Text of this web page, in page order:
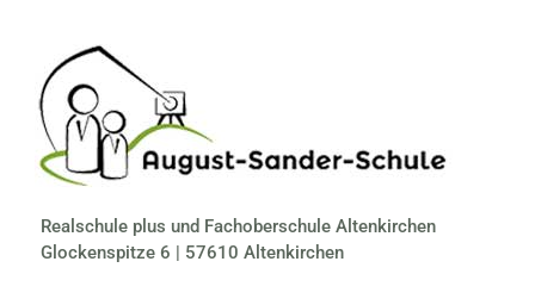
Realschule plus und Fachoberschule Altenkirchen
Glockenspitze 6 | 57610 Altenkirchen